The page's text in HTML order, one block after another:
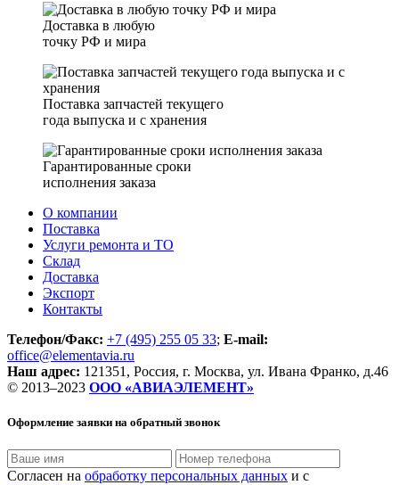
Доставка в любую
точку РФ и мира
Поставка запчастей текущего
года выпуска и с хранения
Гарантированные сроки
исполнения заказа
О компании
Поставка
Услуги ремонта и ТО
Склад
Доставка
Экспорт
Контакты
Телефон/Факс: +7 (495) 255 05 33; E-mail:
office@elementavia.ru
Наш адрес: 121351, Россия, г. Москва, ул. Ивана Франко, д.46
© 2013–2023 ООО «АВИАЭЛЕМЕНТ»
Оформление заявки на обратный звонок
Согласен на обработку персональных данных и с